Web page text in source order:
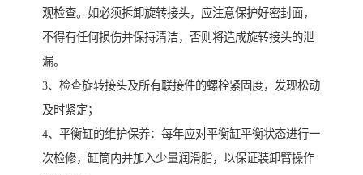
观检查。如必须拆卸旋转接头，应注意保护好密封面，
不得有任何损伤并保持清洁，否则将造成旋转接头的泄
漏。
3、检查旋转接头及所有联接件的螺栓紧固度，发现松动
及时紧定；
4、平衡缸的维护保养：每年应对平衡缸平衡状态进行一
次检修，缸筒内并加入少量润滑脂，以保证装卸臂操作